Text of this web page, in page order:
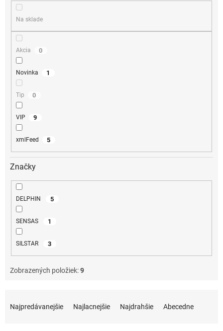
Na sklade
Akcia 0
Novinka 1
Tip 0
VIP 9
xmlFeed 5
Značky
DELPHIN 5
SENSAS 1
SILSTAR 3
Zobrazených položiek:9
Najpredávanejšie Najlacnejšie Najdrahšie Abecedne